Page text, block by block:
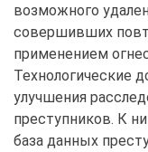
возможного
совершивших
применением
Технологические
улучшения
преступников. К
база данных